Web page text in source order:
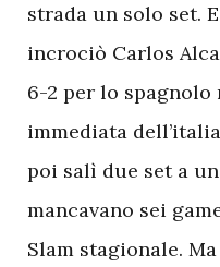
strada un solo set.
incrociò Carlos
6-2 per lo spagnolo
immediata
poi salì due set a
mancavano sei
Slam stagionale.